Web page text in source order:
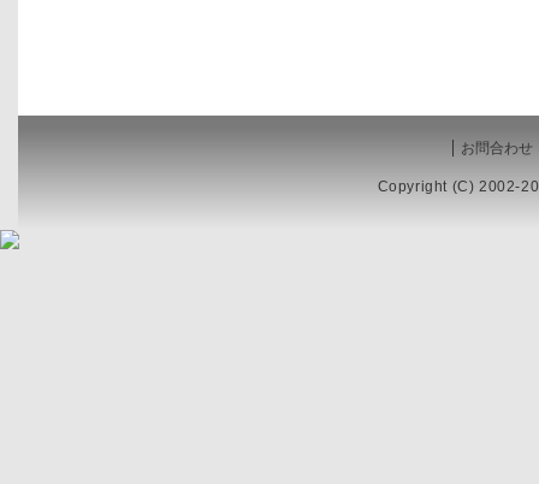
お問合わせ
Copyright (C) 2002-